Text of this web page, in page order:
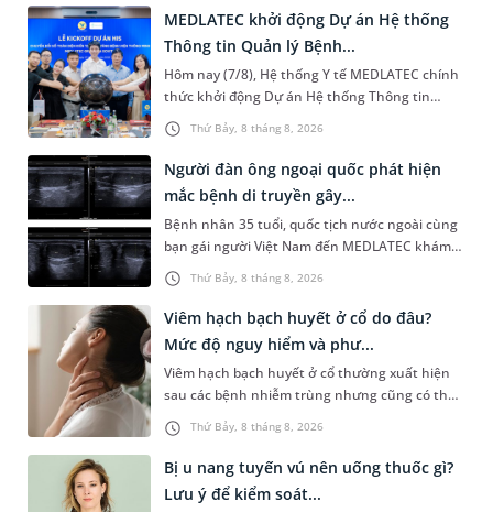
Thứ Bảy, 8 tháng 8, 2026
MEDLATEC khởi động Dự án Hệ thống
Thông tin Quản lý Bệnh...
Hôm nay (7/8), Hệ thống Y tế MEDLATEC chính
thức khởi động Dự án Hệ thống Thông tin
Quản lý Bệnh viện (HIS - Hospital Information
System) giai đoạn mới. Dự á...
Thứ Bảy, 8 tháng 8, 2026
Người đàn ông ngoại quốc phát hiện
mắc bệnh di truyền gây...
Bệnh nhân 35 tuổi, quốc tịch nước ngoài cùng
bạn gái người Việt Nam đến MEDLATEC khám
sức khỏe tiền hôn nhân. Qua thăm khám và
làm các xét nghiệm chuyên sâu,...
Thứ Bảy, 8 tháng 8, 2026
Viêm hạch bạch huyết ở cổ do đâu?
Mức độ nguy hiểm và phư...
Viêm hạch bạch huyết ở cổ thường xuất hiện
sau các bệnh nhiễm trùng nhưng cũng có thể
liên quan đến lao hạch hoặc ung thư. Để tìm
hiểu nguyên nhân gây viêm,...
Bị u nang tuyến vú nên uống thuốc gì?
Lưu ý để kiểm soát...